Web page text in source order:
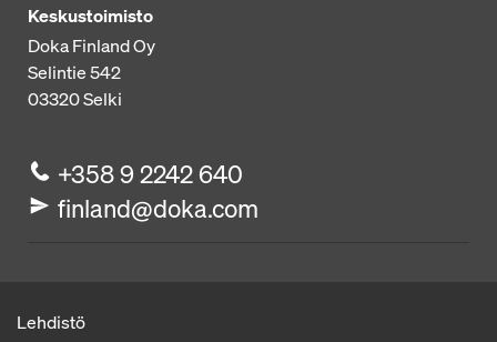
Keskustoimisto
Doka Finland Oy
Selintie 542
03320Selki
+358 9 2242 640
finland@doka.com
Lehdistö